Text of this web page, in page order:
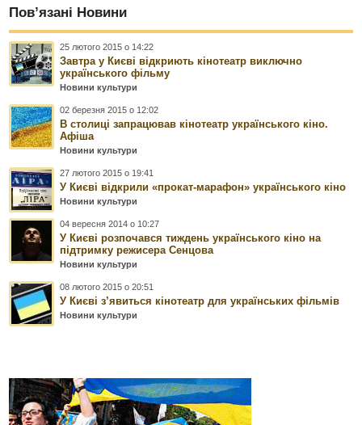
Пов’язані Новини
25 лютого 2015 о 14:22
Завтра у Києві відкриють кінотеатр виключно
українського фільму
Новини культури
02 березня 2015 о 12:02
В столиці запрацював кінотеатр українського кіно.
Афіша
Новини культури
27 лютого 2015 о 19:41
У Києві відкрили «прокат-марафон» українського кіно
Новини культури
04 вересня 2014 о 10:27
У Києві розпочався тиждень українського кіно на
підтримку режисера Сенцова
Новини культури
08 лютого 2015 о 20:51
У Києві з’явиться кінотеатр для українських фільмів
Новини культури